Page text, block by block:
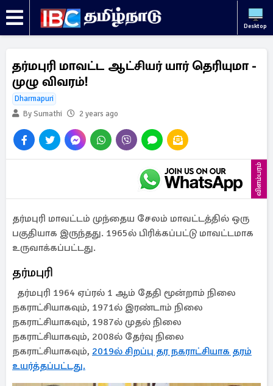
Desktop
தர்மபுரி மாவட்ட ஆட்சியர் யார் தெரியுமா -
முழு விவரம்!
Dharmapuri
By Sumathi
2 years ago
விளம்பரம்
தர்மபுரி மாவட்டம் முந்தைய சேலம் மாவட்டத்தில் ஒரு
பகுதியாக இருந்தது. 1965ல் பிரிக்கப்பட்டு மாவட்டமாக
உருவாக்கப்பட்டது.
தர்மபுரி
தர்மபுரி 1964 ஏப்ரல் 1 ஆம் தேதி மூன்றாம் நிலை
நகராட்சியாகவும், 1971ல் இரண்டாம் நிலை
நகராட்சியாகவும், 1987ல் முதல் நிலை
நகராட்சியாகவும், 2008ல் தேர்வு நிலை
நகராட்சியாகவும், 2019ல் சிறப்பு தர நகராட்சியாக தரம்
உயர்த்தப்பட்டது.